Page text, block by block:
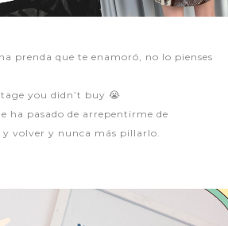
prenda que te enamoró, no lo pienses
you didn’t buy 😭
ha pasado de arrepentirme de
volver y nunca más pillarlo.